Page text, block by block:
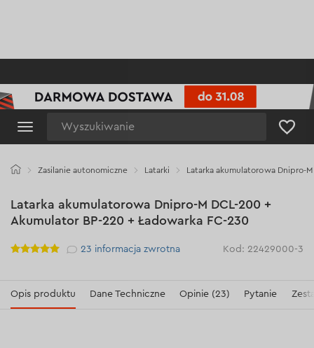
Zasilanie autonomiczne Latarki Latarka akumulatorowa Dnipro-
Latarka akumulatorowa Dnipro-M DCL-200 +
Akumulator BP-220 + Ładowarka FC-230
Рейтинг 23 informacja zwrotna Kod: 22429000-3
Opis produktu Dane Techniczne Opinie (23) Pytanie